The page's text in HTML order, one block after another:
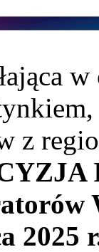
z
2025